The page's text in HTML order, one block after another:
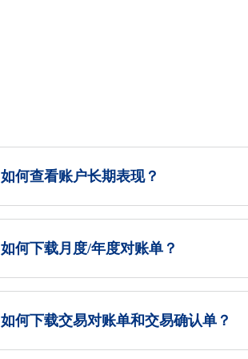
如何查看账户长期表现？
如何下载月度/年度对账单？
如何下载交易对账单和交易确认单？